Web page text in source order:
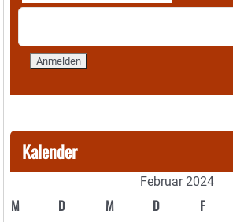
Kalender
Februar 2024
M D M D F